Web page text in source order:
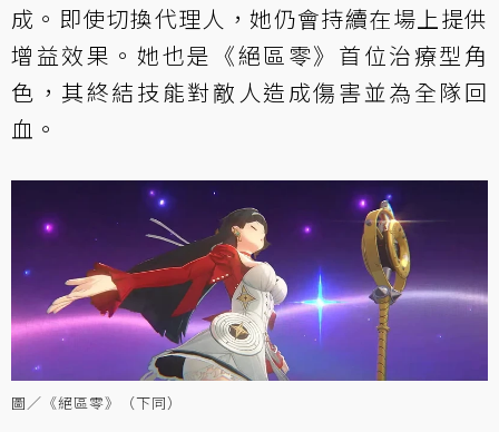
成。即使切換代理人，她仍會持續在場上提供
增益效果。她也是《絕區零》首位治療型角
色，其終結技能對敵人造成傷害並為全隊回
血。
圖／《絕區零》（下同）